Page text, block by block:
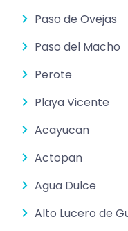
Paso de Ovejas
Paso del Macho
Perote
Playa Vicente
Acayucan
Actopan
Agua Dulce
Alto Lucero de